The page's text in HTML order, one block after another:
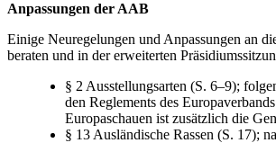
Anpassungen der AAB
Einige Neuregelungen und Anpassungen an
beraten und in der erweiterten
§ 2 Ausstellungsarten (S. 6–9);
den Reglements des
Europaschauen ist zusätzlich die
§ 13 Ausländische Rassen (S. 17);